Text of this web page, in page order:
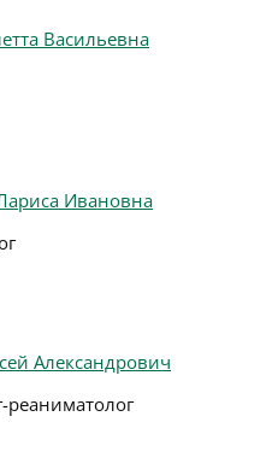
Васильевна
Ивановна
Александрович
реаниматолог